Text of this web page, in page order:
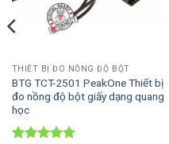
THIẾT BỊ ĐO NỒNG ĐỘ BỘT
BTG TCT-2501 PeakOne Thiết bị
đo nồng độ bột giấy dạng quang
học